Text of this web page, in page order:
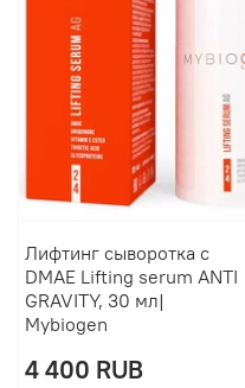
Лифтинг сыворотка с
DMAE Lifting serum ANTI
GRAVITY, 30 мл|
Mybiogen
4 400 RUB